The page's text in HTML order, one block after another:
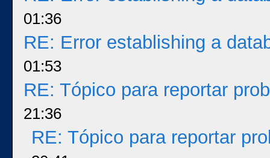
01:36
RE: Error establishing a
01:53
RE: Tópico para reportar
21:36
RE: Tópico para reportar